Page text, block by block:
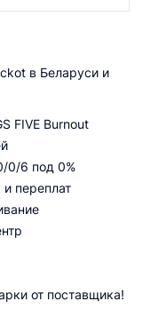
в Беларуси и
FIVE Burnout
0/6 под 0%
переплат
от поставщика!